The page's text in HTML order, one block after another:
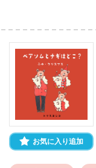
お気に入り追加